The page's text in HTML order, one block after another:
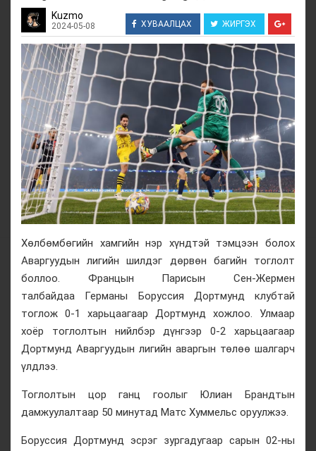
Kuzmo
2024-05-08 ХУВААЛЦАХ ЖИРГЭХ
Хөлбөмбөгийн хамгийн нэр хүндтэй тэмцээн болох
Аваргуудын лигийн шилдэг дөрвөн багийн тоглолт
боллоо. Францын Парисын Сен-Жермен
талбайдаа Германы Боруссия Дортмунд клубтай
тоглож 0-1 харьцаагаар Дортмунд хожлоо. Улмаар
хоёр тоглолтын нийлбэр дүнгээр 0-2 харьцаагаар
Дортмунд Аваргуудын лигийн аваргын төлөө шалгарч
үлдлээ.
Тоглолтын цор ганц гоолыг Юлиан Брандтын
дамжуулалтаар 50 минутад Матс Хуммельс оруулжээ.
Боруссия Дортмунд эсрэг зургадугаар сарын 02-ны